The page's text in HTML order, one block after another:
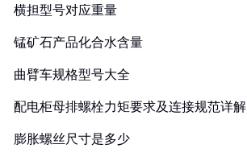
横担型号对应重量
锰矿石产品化合水含量
曲臂车规格型号大全
配电柜母排螺栓力矩要求及连接规范详解
膨胀螺丝尺寸是多少